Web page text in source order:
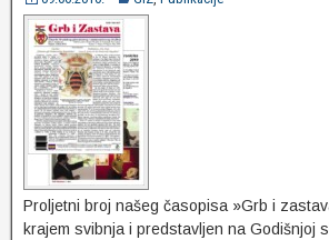
Proljetni broj našeg časopisa »Grb i
krajem svibnja i predstavljen na Godišnjoj